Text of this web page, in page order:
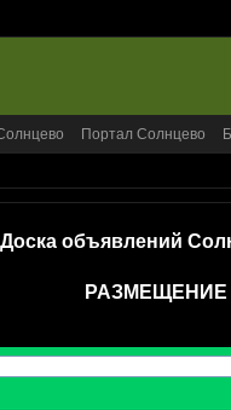
Портал Солнцево
Доска объявлений